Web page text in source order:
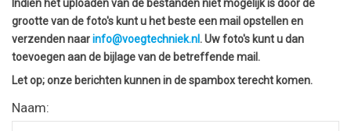
Indien het uploaden van de bestanden niet mogelijk is door de
grootte van de foto's kunt u het beste een mail opstellen en
verzenden naarinfo@voegtechniek.nl .Uw foto's kunt u dan
toevoegen aan de bijlage van de betreffende mail.
Let op; onze berichten kunnen in de spambox terecht komen.